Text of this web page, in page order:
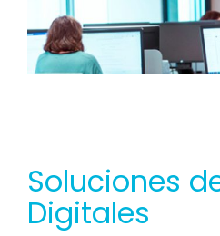
Soluciones
Digitales